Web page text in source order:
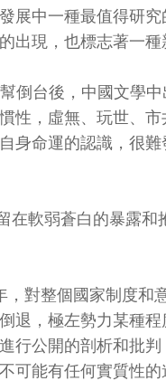
展中一種最值得研
出現，也標志著一
倒台後，中國文學
性，虛無、玩世、
身命運的認識，很
在軟弱蒼白的暴露
對整個國家制度和
退，極左勢力某種
行公開的剖析和批
可能有任何實質性